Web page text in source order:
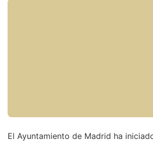
El Ayuntamiento de Madrid ha